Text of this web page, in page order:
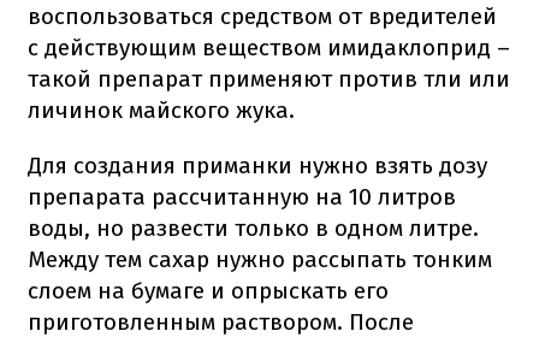
воспользоваться средством от вредителей
с действующим веществом имидаклоприд –
такой препарат применяют против тли или
личинок майского жука.
Для создания приманки нужно взять дозу
препарата рассчитанную на 10 литров
воды, но развести только в одном литре.
Между тем сахар нужно рассыпать тонким
слоем на бумаге и опрыскать его
приготовленным раствором. После